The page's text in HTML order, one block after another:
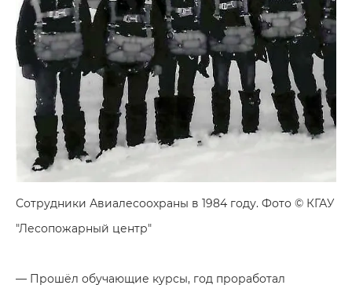
Сотрудники Авиалесоохраны в 1984 году. Фото © КГАУ
"Лесопожарный центр"
— Прошёл обучающие курсы, год проработал